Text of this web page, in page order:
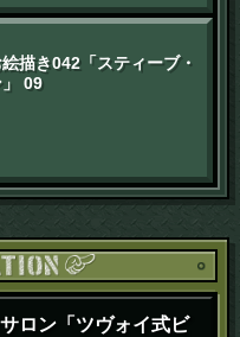
描き042「スティーブ・
09
ロン「ツヴォイ式ビ